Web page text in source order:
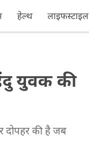
हेल्थ लाइफस्टाइल
युवक की
दोपहर की है जब